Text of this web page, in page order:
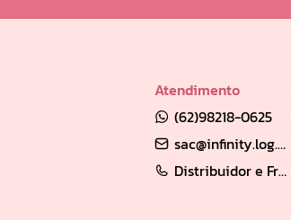
Atendimento
(62)98218-0625
sac@infinity.log.br
Distribuidor e Franqueado: (62) 98189-0213